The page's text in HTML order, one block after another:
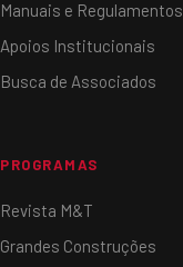
Manuais e Regulamentos
Apoios Institucionais
Busca de Associados
PROGRAMAS
Revista M&T
Grandes Construções